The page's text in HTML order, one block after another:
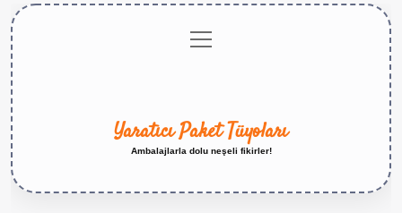
menüyü
aç
Yaratıcı Paket Tüyoları
Ambalajlarla dolu neşeli fikirler!